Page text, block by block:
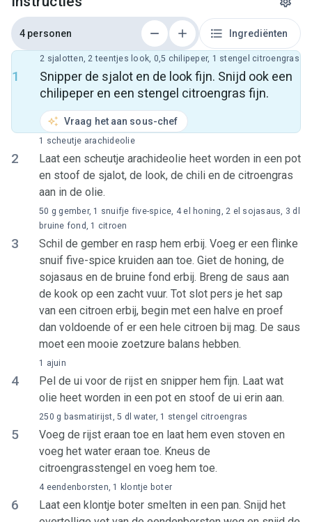
4 personen Ingrediënten
1
Snipper de sjalot en de look fijn. Snijd ook een
chilipeper en een stengel citroengras fijn.
Vraag het aan sous-chef
2 sjalotten, 2 teentjes look, 0,5 chilipeper, 1 stengel citroengras
2
Laat een scheutje arachideolie heet worden in een pot
en stoof de sjalot, de look, de chili en de citroengras
aan in de olie.
1 scheutje arachideolie
3
Schil de gember en rasp hem erbij. Voeg er een flinke
snuif five-spice kruiden aan toe. Giet de honing, de
sojasaus en de bruine fond erbij. Breng de saus aan
de kook op een zacht vuur. Tot slot pers je het sap
van een citroen erbij, begin met een halve en proef
dan voldoende of er een hele citroen bij mag. De saus
moet een mooie zoetzure balans hebben.
50 g gember, 1 snuifje five-spice, 4 el honing, 2 el sojasaus, 3 dl
bruine fond, 1 citroen
4
Pel de ui voor de rijst en snipper hem fijn. Laat wat
olie heet worden in een pot en stoof de ui erin aan.
1 ajuin
5
Voeg de rijst eraan toe en laat hem even stoven en
voeg het water eraan toe. Kneus de
citroengrasstengel en voeg hem toe.
250 g basmatirijst, 5 dl water, 1 stengel citroengras
6
Laat een klontje boter smelten in een pan. Snijd het
4 eendenborsten, 1 klontje boter